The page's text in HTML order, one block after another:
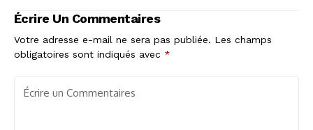
Écrire Un Commentaires
Votre adresse e-mail ne sera pas publiée. Les champs
obligatoires sont indiqués avec *